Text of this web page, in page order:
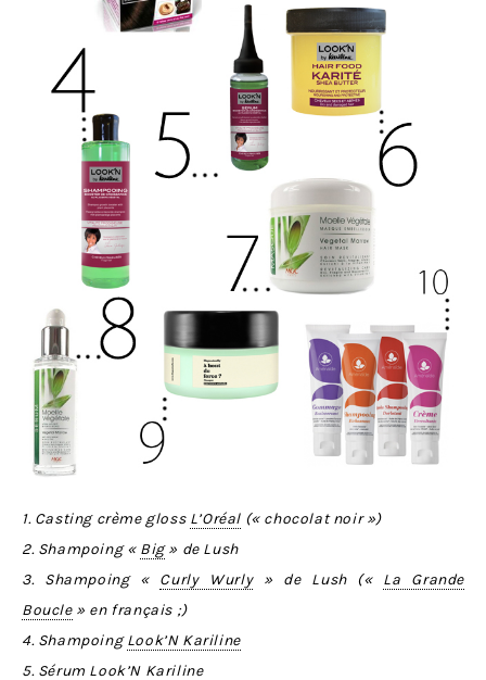
1. Casting crème gloss L’Oréal (« chocolat noir »)
2. Shampoing « Big» de Lush
3. Shampoing « Curly Wurly» de Lush (« La Grande
Boucle» en français ;)
4. ShampoingLook’N Kariline
5. Sérum Look’N Kariline